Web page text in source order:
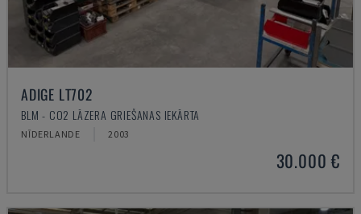
ADIGE LT702
BLM - CO2 LĀZERA GRIEŠANAS IEKĀRTA
NĪDERLANDE 2003
30.000 €